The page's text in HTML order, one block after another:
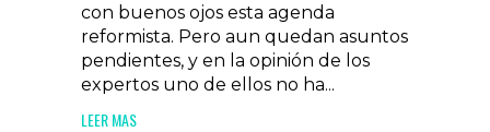
con buenos ojos esta agenda
reformista. Pero aun quedan asuntos
pendientes, y en la opinión de los
expertos uno de ellos no ha...
LEER MAS